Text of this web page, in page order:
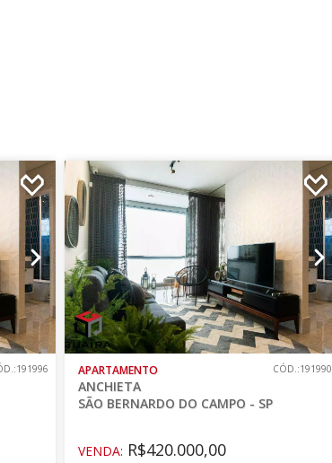
APARTAMENTO
ANCHIETA
SÃO BERNARDO DO CAMPO - SP
CÓD.:191990
VENDA: R$420.000,00